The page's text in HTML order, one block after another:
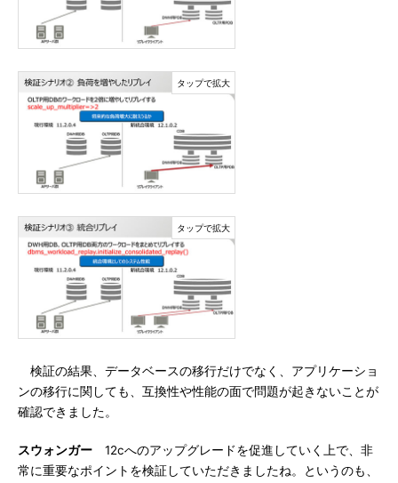
検証の結果、データベースの移行だけでなく、アプリケーショ
ンの移行に関しても、互換性や性能の面で問題が起きないことが
確認できました。
スウォンガー 12cへのアップグレードを促進していく上で、非
常に重要なポイントを検証していただきましたね。というのも、